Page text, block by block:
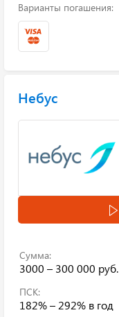
Варианты погашения:
Небус
Сумма:
3000 – 300 000 руб.
ПСК:
182% – 292% в год